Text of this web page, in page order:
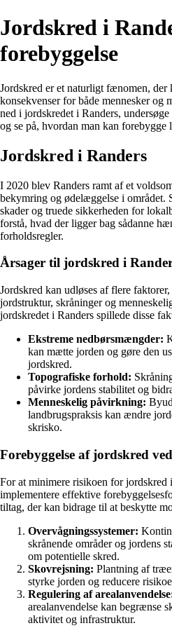
Jordskred i
forebyggelse
Jordskred er et naturligt fænomen, der
konsekvenser for både mennesker
ned i jordskredet i Randers,
og se på, hvordan man kan
Jordskred i Randers
I 2020 blev Randers ramt af et
bekymring og ødelæggelse i området.
skader og truede sikkerheden for
forstå, hvad der ligger bag sådanne
forholdsregler.
Årsager til jordskred i
Jordskred kan udløses af flere
jordstruktur, skråninger og
jordskredet i Randers spillede disse
Ekstreme nedbørsmængder:
kan mætte jorden og gøre den
jordskred.
Topografiske forhold:
påvirke jordens stabilitet og
Menneskelig påvirkning:
landbrugspraksis kan ændre
skrisko.
Forebyggelse af jordskred
For at minimere risikoen for jordskred
implementere effektive
tiltag, der kan bidrage til at beskytte
Overvågningssystemer:
skrånende områder og jordens
om potentielle skred.
Skovrejsning: Plantning af
styrke jorden og reducere
Regulering af
arealanvendelse kan begrænse
aktivitet og infrastruktur.